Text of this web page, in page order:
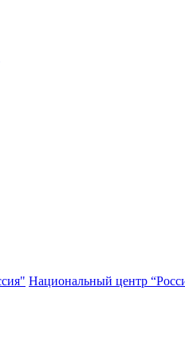
Национальный центр